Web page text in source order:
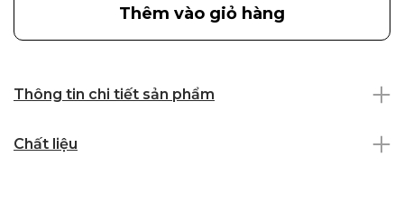
Thêm vào giỏ hàng
Thông tin chi tiết sản phẩm
Chất liệu